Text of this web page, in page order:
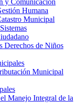
y Comunicación
Humana
Municipal
Derechos de Niños
Municipal
Manejo Integral de la